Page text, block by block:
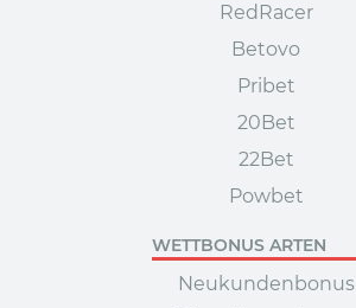
RedRacer
Betovo
Pribet
20Bet
22Bet
Powbet
WETTBONUS ARTEN
Neukundenbonus